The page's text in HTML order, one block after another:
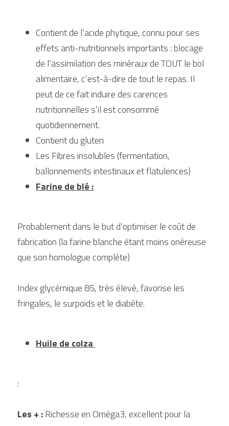
Contient de l’acide phytique, connu pour ses
effets anti-nutritionnels importants : blocage
de l’assimilation des minéraux de TOUT le bol
alimentaire, c’est-à-dire de tout le repas. Il
peut de ce fait induire des carences
nutritionnelles s’il est consommé
quotidiennement.
Contient du gluten
Les Fibres insolubles (fermentation,
ballonnements intestinaux et flatulences)
Farine de blé :
Probablement dans le but d’optimiser le coût de
fabrication (la farine blanche étant moins onéreuse
que son homologue complète)
Index glycémique 85, très élevé, favorise les
fringales, le surpoids et le diabète.
Huile de colza
:
Les + : Richesse en Oméga3, excellent pour la